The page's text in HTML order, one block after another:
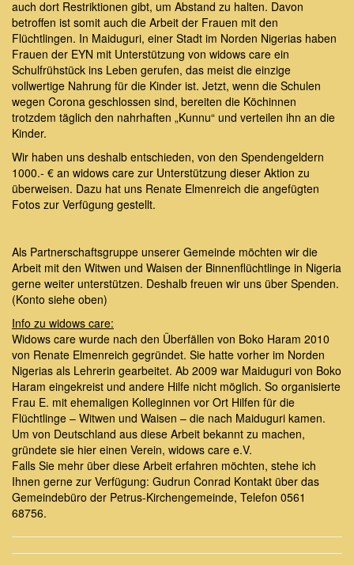
auch dort Restriktionen gibt, um Abstand zu halten. Davon
betroffen ist somit auch die Arbeit der Frauen mit den
Flüchtlingen. In Maiduguri, einer Stadt im Norden Nigerias haben
Frauen der EYN mit Unterstützung von widows care ein
Schulfrühstück ins Leben gerufen, das meist die einzige
vollwertige Nahrung für die Kinder ist. Jetzt, wenn die Schulen
wegen Corona geschlossen sind, bereiten die Köchinnen
trotzdem täglich den nahrhaften „Kunnu“ und verteilen ihn an die
Kinder.
Wir haben uns deshalb entschieden, von den Spendengeldern
1000.- € an widows care zur Unterstützung dieser Aktion zu
überweisen. Dazu hat uns Renate Elmenreich die angefügten
Fotos zur Verfügung gestellt.
Als Partnerschaftsgruppe unserer Gemeinde möchten wir die
Arbeit mit den Witwen und Waisen der Binnenflüchtlinge in Nigeria
gerne weiter unterstützen. Deshalb freuen wir uns über Spenden.
(Konto siehe oben)
Info zu widows care:
Widows care wurde nach den Überfällen von Boko Haram 2010
von Renate Elmenreich gegründet. Sie hatte vorher im Norden
Nigerias als Lehrerin gearbeitet. Ab 2009 war Maiduguri von Boko
Haram eingekreist und andere Hilfe nicht möglich. So organisierte
Frau E. mit ehemaligen Kolleginnen vor Ort Hilfen für die
Flüchtlinge – Witwen und Waisen – die nach Maiduguri kamen.
Um von Deutschland aus diese Arbeit bekannt zu machen,
gründete sie hier einen Verein, widows care e.V.
Falls Sie mehr über diese Arbeit erfahren möchten, stehe ich
Ihnen gerne zur Verfügung: Gudrun Conrad Kontakt über das
Gemeindebüro der Petrus-Kirchengemeinde, Telefon 0561
68756.